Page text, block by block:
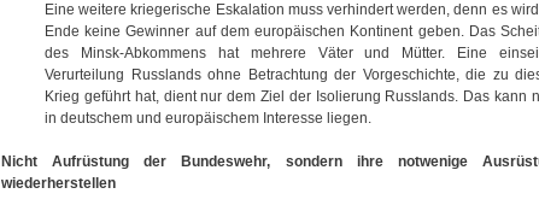
Eine weitere kriegerische Eskalation muss verhindert werden, denn es
Ende keine Gewinner auf dem europäischen Kontinent geben. Das
des Minsk-Abkommens hat mehrere Väter und Mütter. Eine
Verurteilung Russlands ohne Betrachtung der Vorgeschichte, die zu
Krieg geführt hat, dient nur dem Ziel der Isolierung Russlands. Das kann
in deutschem und europäischem Interesse liegen.
Nicht Aufrüstung der Bundeswehr, sondern ihre notwenige
wiederherstellen